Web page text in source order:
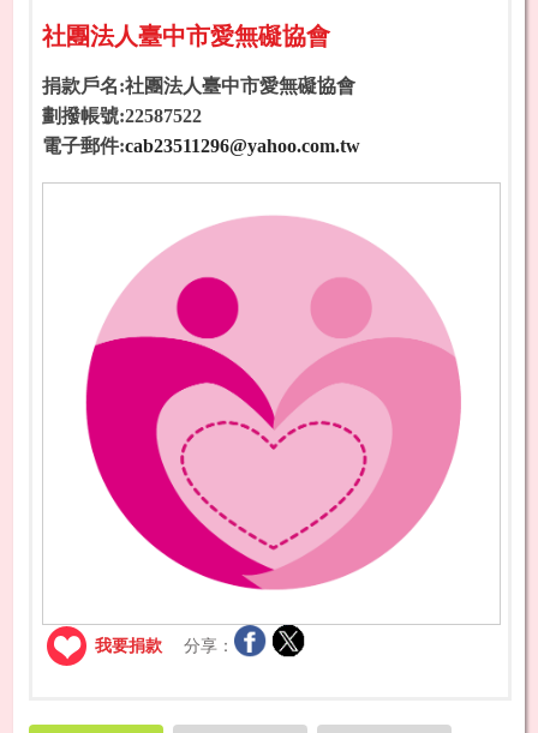
社團法人臺中市愛無礙協會
捐款戶名:社團法人臺中市愛無礙協會
劃撥帳號:22587522
電子郵件:cab23511296@yahoo.com.tw
我要捐款 分享：